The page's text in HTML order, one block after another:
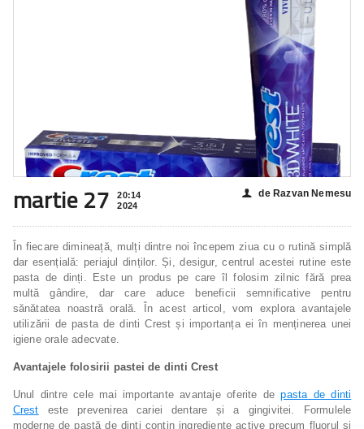
martie 27
20:14
2024
👤 de Razvan Nemesu
În fiecare dimineață, mulți dintre noi începem ziua cu o rutină simplă
dar esențială: periajul dinților. Și, desigur, centrul acestei rutine este
pasta de dinți. Este un produs pe care îl folosim zilnic fără prea
multă gândire, dar care aduce beneficii semnificative pentru
sănătatea noastră orală. În acest articol, vom explora avantajele
utilizării de pasta de dinti Crest și importanța ei în menținerea unei
igiene orale adecvate.
Avantajele folosirii pastei de dinti Crest
Unul dintre cele mai importante avantaje oferite depasta de dinti
Crest este prevenirea cariei dentare și a gingivitei. Formulele
moderne de pastă de dinți conțin ingrediente active precum fluorul și